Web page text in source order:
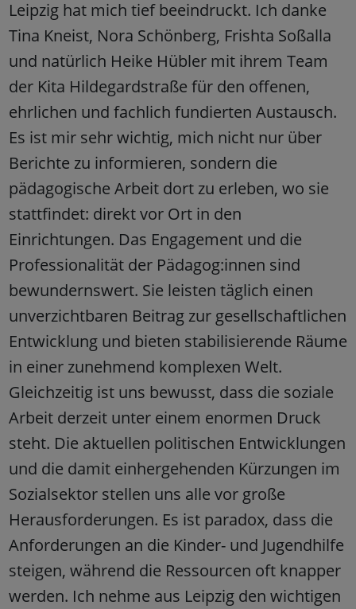
Leipzig hat mich tief beeindruckt. Ich danke
Tina Kneist, Nora Schönberg, Frishta Soßalla
und natürlich Heike Hübler mit ihrem Team
der Kita Hildegardstraße für den offenen,
ehrlichen und fachlich fundierten Austausch.
Es ist mir sehr wichtig, mich nicht nur über
Berichte zu informieren, sondern die
pädagogische Arbeit dort zu erleben, wo sie
stattfindet: direkt vor Ort in den
Einrichtungen. Das Engagement und die
Professionalität der Pädagog:innen sind
bewundernswert. Sie leisten täglich einen
unverzichtbaren Beitrag zur gesellschaftlichen
Entwicklung und bieten stabilisierende Räume
in einer zunehmend komplexen Welt.
Gleichzeitig ist uns bewusst, dass die soziale
Arbeit derzeit unter einem enormen Druck
steht. Die aktuellen politischen Entwicklungen
und die damit einhergehenden Kürzungen im
Sozialsektor stellen uns alle vor große
Herausforderungen. Es ist paradox, dass die
Anforderungen an die Kinder- und Jugendhilfe
steigen, während die Ressourcen oft knapper
werden. Ich nehme aus Leipzig den wichtigen